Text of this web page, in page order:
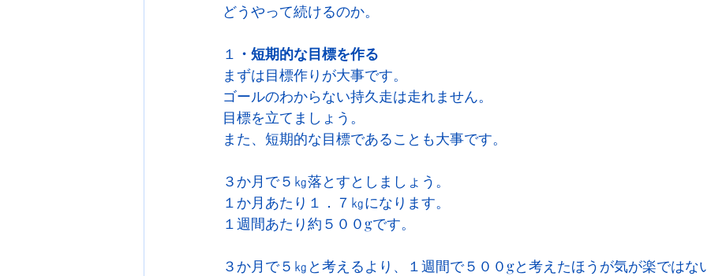
どうやって続けるのか。
１ ・短期的な目標を作る
まずは目標作りが大事です。
ゴールのわからない持久走は走れません。
目標を立てましょう。
また、短期的な目標であることも大事です。
３か月で５㎏落とすとしましょう。
１か月あたり１．７㎏になります。
１週間あたり約５００gです。
３か月で５㎏と考えるより、１週間で５００gと考えたほうが気が楽ではな